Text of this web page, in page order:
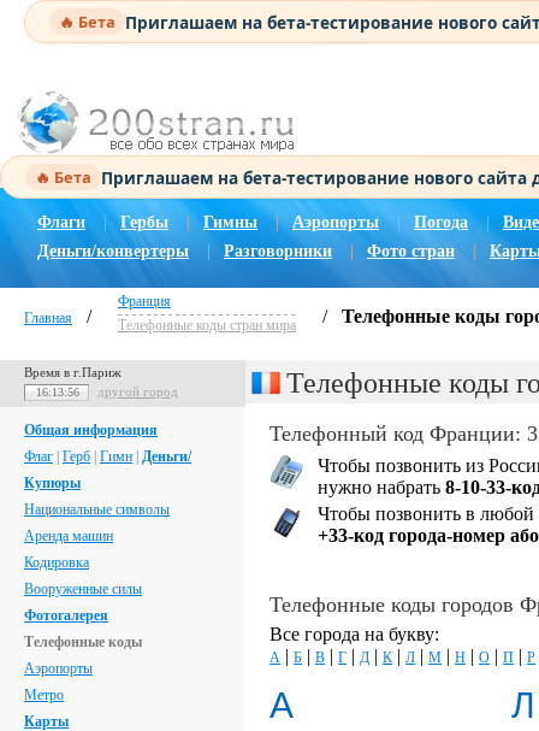
🔥 Бета Приглашаем на бета-тестирование нового
🔥 Бета Приглашаем на бета-тестирование нового
Флаги Гербы Гимны | Аэропорты Погода |
Деньги/конвертеры
Разговорники Фото стран
Главная /
Франция
Телефонные коды стран мира
/ Телефонные коды
Время в г.Париж
16:13:56 другой город
Общая информация
Флаг Герб Гимн Деньги/
Купюры
Национальные символы
Аренда машин
Кодировка
Вооруженные силы
Фотогалерея
Телефонные коды
Аэропорты
Метро
Карты
Телефонные коды
Телефонный код Франции:
Чтобы позвонить из
нужно набрать 8-10-33-
Чтобы позвонить в любой
+33-код города-номер
Телефонные коды городов
Все города на букву:
А | Б | В | Г | Д | К | Л | М | Н | О | П | Р
А Л